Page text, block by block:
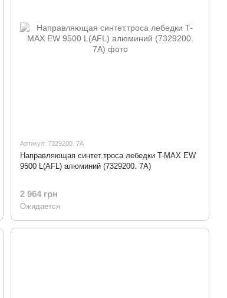
Артикул: 7329200. 7A
Направляющая синтет.троса лебедки T-MAX EW
9500 L(AFL) алюминий (7329200. 7A)
2 964 грн
Ожидается